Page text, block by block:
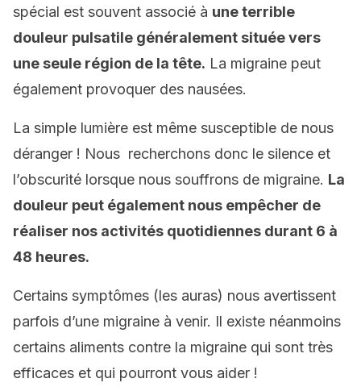
spécial est souvent associé à une terrible
douleur pulsatile généralement située vers
une seule région de la tête. La migraine peut
également provoquer des nausées.
La simple lumière est même susceptible de nous
déranger ! Nous recherchons donc le silence et
l’obscurité lorsque nous souffrons de migraine. La
douleur peut également nous empêcher de
réaliser nos activités quotidiennes durant 6 à
48 heures.
Certains symptômes (les auras) nous avertissent
parfois d’une migraine à venir. Il existe néanmoins
certains aliments contre la migraine qui sont très
efficaces et qui pourront vous aider !